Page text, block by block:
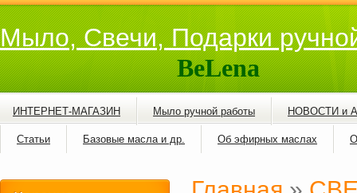
Мыло, Свечи, Подарки
BeLena
ИНТЕРНЕТ-МАГАЗИН Мыло ручной работы НОВОСТИ и
Статьи Базовые масла и др. Об эфирных маслах